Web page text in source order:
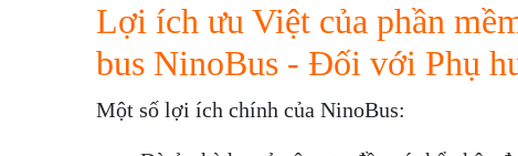
Lợi ích ưu Việt của phần
bus NinoBus - Đối với Phụ
Một số lợi ích chính của NinoBus: